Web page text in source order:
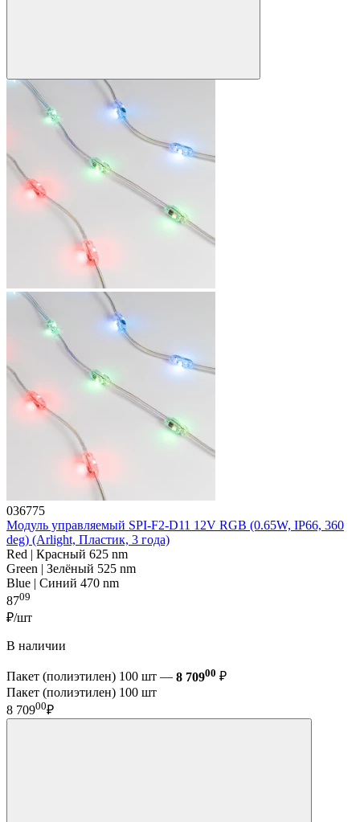
036775
Модуль управляемый SPI-F2-D11 12V RGB (0.65W, IP66, 360
deg) (Arlight, Пластик, 3 года)
Red | Красный 625 nm
Green | Зелёный 525 nm
Blue | Синий 470 nm
8709
₽/шт
В наличии
Пакет (полиэтилен) 100 шт — 8 70900 ₽
Пакет (полиэтилен) 100 шт
8 70900₽